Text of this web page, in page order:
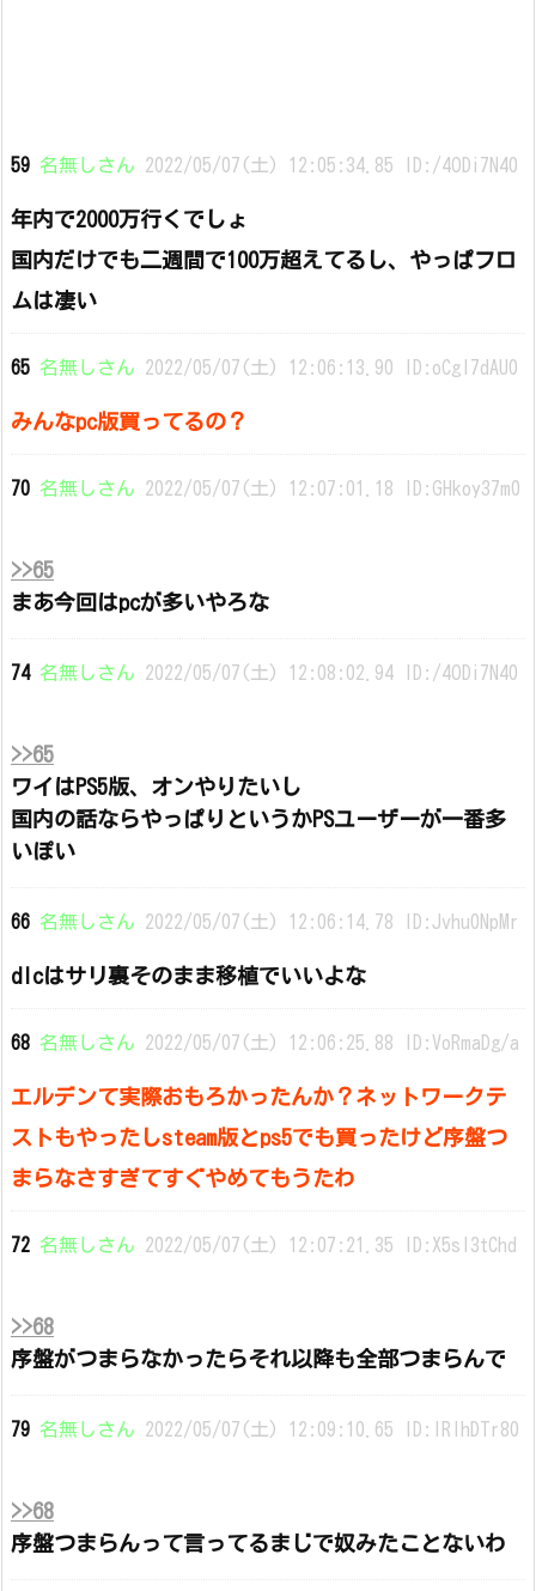
59 名無しさん 2022/05/07(土) 12:05:34.85 ID:/4ODi7N40
年内で2000万行くでしょ
国内だけでも二週間で100万超えてるし、やっぱフロ
ムは凄い
65 名無しさん 2022/05/07(土) 12:06:13.90 ID:oCgI7dAU0
みんなpc版買ってるの？
70 名無しさん 2022/05/07(土) 12:07:01.18 ID:GHkoy37m0
>>65
まあ今回はpcが多いやろな
74 名無しさん 2022/05/07(土) 12:08:02.94 ID:/4ODi7N40
>>65
ワイはPS5版、オンやりたいし
国内の話ならやっぱりというかPSユーザーが一番多
いぽい
66 名無しさん 2022/05/07(土) 12:06:14.78 ID:Jvhu0NpMr
dlcはサリ裏そのまま移植でいいよな
68 名無しさん 2022/05/07(土) 12:06:25.88 ID:VoRmaDg/a
エルデンて実際おもろかったんか？ネットワークテ
ストもやったしsteam版とps5でも買ったけど序盤つ
まらなさすぎてすぐやめてもうたわ
72 名無しさん 2022/05/07(土) 12:07:21.35 ID:X5sI3tChd
>>68
序盤がつまらなかったらそれ以降も全部つまらんで
79 名無しさん 2022/05/07(土) 12:09:10.65 ID:IRIhDTr80
>>68
序盤つまらんって言ってるまじで奴みたことないわ